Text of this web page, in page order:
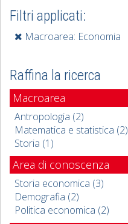
Filtri applicati:
Macroarea: Economia
Raffina la ricerca
Macroarea
Antropologia (2)
Matematica e statistica (2)
Storia (1)
Area di conoscenza
Storia economica (3)
Demografia (2)
Politica economica (2)